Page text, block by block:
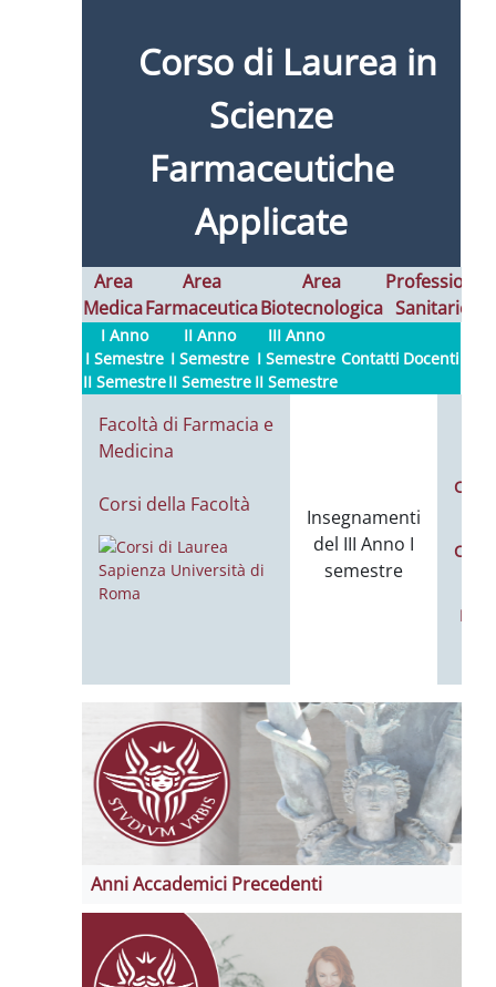
Corso di Laurea in
Scienze
Farmaceutiche
Applicate
Area
Medica
Area
Farmaceutica
Area
Biotecnologica
Professioni
Sanitarie
I Anno
I Semestre
II Semestre
II Anno
I Semestre
II Semestre
III Anno
I Semestre
II Semestre
Contatti Docenti
Facoltà di Farmacia e
Medicina
Corsi della Facoltà
Insegnamenti
del III Anno I
semestre
Anni Accademici Precedenti